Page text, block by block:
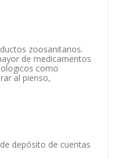
zoosanitarios.
de medicamentos
como
al pienso,
depósito de cuentas